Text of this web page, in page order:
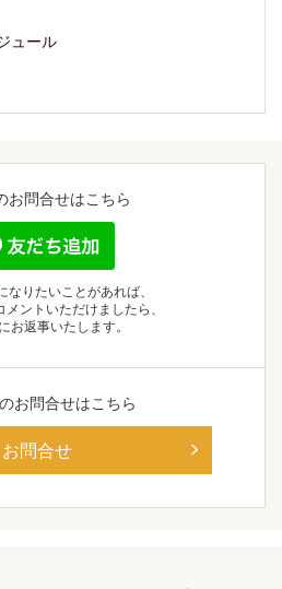
お問合せはこちら
なりたいことがあれば、
ントいただけましたら、
お返事いたします。
お問合せはこちら
お問合せ
ュール